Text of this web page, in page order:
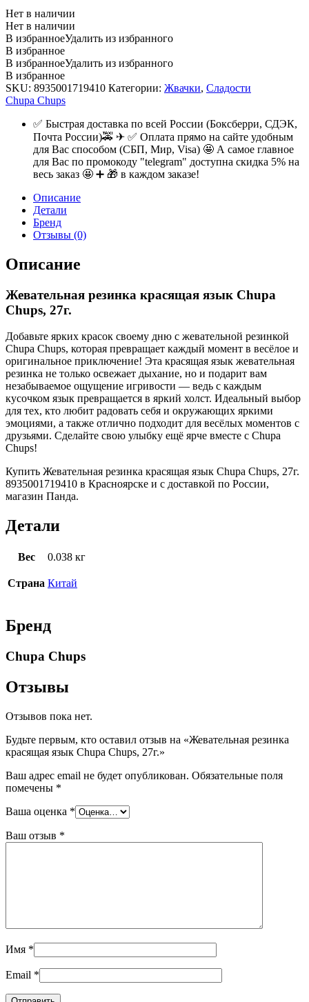
Нет в наличии
Нет в наличии
В избранноеУдалить из избранного
В избранное
В избранноеУдалить из избранного
В избранное
SKU: 8935001719410 Категории: Жвачки, Сладости
Chupa Chups
✅ Быстрая доставка по всей России (Боксберри, СДЭК,
Почта России)🚕 ✈ ✅ Оплата прямо на сайте удобным
для Вас способом (СБП, Мир, Visa) 🤩 А самое главное
для Вас по промокоду "telegram" доступна скидка 5% на
весь заказ 🤩 ➕ 🎁 в каждом заказе!
Описание
Детали
Бренд
Отзывы (0)
Описание
Жевательная резинка красящая язык Chupa
Chups, 27г.
Добавьте ярких красок своему дню с жевательной резинкой
Chupa Chups, которая превращает каждый момент в весёлое и
оригинальное приключение! Эта красящая язык жевательная
резинка не только освежает дыхание, но и подарит вам
незабываемое ощущение игривости — ведь с каждым
кусочком язык превращается в яркий холст. Идеальный выбор
для тех, кто любит радовать себя и окружающих яркими
эмоциями, а также отлично подходит для весёлых моментов с
друзьями. Сделайте свою улыбку ещё ярче вместе с Chupa
Chups!
Купить Жевательная резинка красящая язык Chupa Chups, 27г.
8935001719410 в Красноярске и с доставкой по России,
магазин Панда.
Детали
Вес 0.038 кг
Страна Китай
Бренд
Chupa Chups
Отзывы
Отзывов пока нет.
Будьте первым, кто оставил отзыв на «Жевательная резинка
красящая язык Chupa Chups, 27г.»
Ваш адрес email не будет опубликован. Обязательные поля
помечены *
Ваша оценка *
Ваш отзыв *
Имя *
Email *